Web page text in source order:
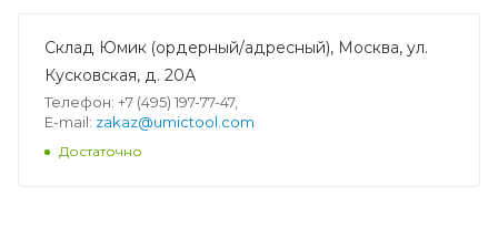
Склад Юмик (ордерный/адресный), Москва, ул.
Кусковская, д. 20А
Телефон: +7 (495) 197-77-47,
E-mail: zakaz@umictool.com
Достаточно